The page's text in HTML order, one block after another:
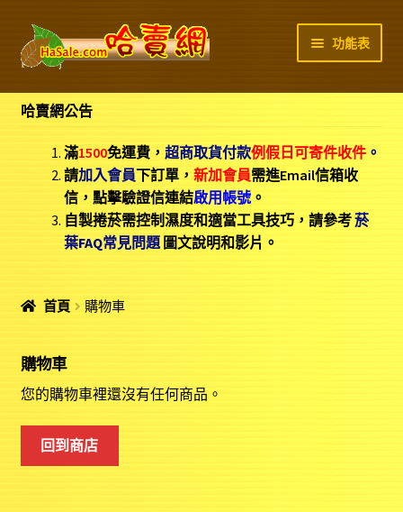
略
過
覽
跳
至
容
功能表
商店首頁
運費/付款說明
菸葉FAQ
聯絡我們
哈賣網公告
滿1500免運費， 超商取貨付款例假日可寄件收件。
請加入會員下訂單， 新加會員需進Email信箱收
信，點擊驗證信連結啟用帳號。
自製捲菸需控制濕度和適當工具技巧，請參考菸
葉FAQ常見問題圖文說明和影片。
首頁 購物車
購物車
您的購物車裡還沒有任何商品。
回到商店